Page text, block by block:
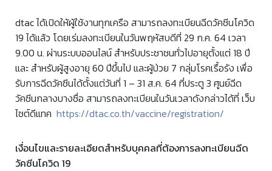
dtac ได้เปิดให้ผู้ใช้งานทุกเครือ สามารถลงทะเบียนฉีดวัคซีนโควิด
19 ได้แล้ว โดยเร่มลงทะเบียนในวันพฤหัสบดีที่ 29 ก.ค. 64 เวลา
9.00 น. ผ่านระบบออนไลน์ สำหรับประชาชนทั่วไปอายุตั้งแต่ 18 ปี
และ สำหรับผู้สูงอายุ 60 ปีขึ้นไป และผู้ป่วย 7 กลุ่มโรคเรื้อรัง เพื่อ
รับการฉีดวัคซีนได้ตั้งแต่วันที่ 1 – 31 ส.ค. 64 ที่ประตู 3 ศูนย์ฉีด
วัคซีนกลางบางซื่อ สามารถลงทะเบียนในวันเวลาดังกล่าวได้ที่ เว็บ
ไซต์ดีแทค https://dtac.co.th/vaccine/registration/
เงื่อนไขและรายละเอียดสำหรับบุคคลที่ต้องการลงทะเบียนฉีด
วัคซีนโควิด 19